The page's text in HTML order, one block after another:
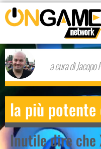
a cura di Jacopo
la più potente
Inutile dire che